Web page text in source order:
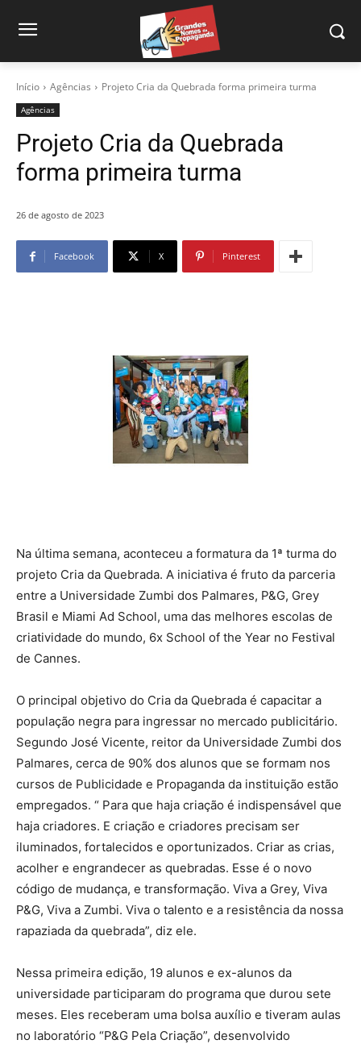
Início Agências Projeto Cria da Quebrada forma primeira turma
Agências
Projeto Cria da Quebrada
forma primeira turma
26 de agosto de 2023
Facebook X Pinterest
Na última semana, aconteceu a formatura da 1ª turma do
projeto Cria da Quebrada. A iniciativa é fruto da parceria
entre a Universidade Zumbi dos Palmares, P&G, Grey
Brasil e Miami Ad School, uma das melhores escolas de
criatividade do mundo, 6x School of the Year no Festival
de Cannes.
O principal objetivo do Cria da Quebrada é capacitar a
população negra para ingressar no mercado publicitário.
Segundo José Vicente, reitor da Universidade Zumbi dos
Palmares, cerca de 90% dos alunos que se formam nos
cursos de Publicidade e Propaganda da instituição estão
empregados. “ Para que haja criação é indispensável que
haja criadores. E criação e criadores precisam ser
iluminados, fortalecidos e oportunizados. Criar as crias,
acolher e engrandecer as quebradas. Esse é o novo
código de mudança, e transformação. Viva a Grey, Viva
P&G, Viva a Zumbi. Viva o talento e a resistência da nossa
rapaziada da quebrada”, diz ele.
Nessa primeira edição, 19 alunos e ex-alunos da
universidade participaram do programa que durou sete
meses. Eles receberam uma bolsa auxílio e tiveram aulas
no laboratório “P&G Pela Criação”, desenvolvido